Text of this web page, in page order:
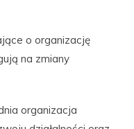
o organizację
na zmiany
organizacja